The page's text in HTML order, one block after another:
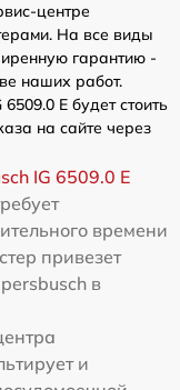
центре
На все виды
гарантию -
наших работ.
E будет стоить
на сайте через
IG 6509.0 E
времени
привезет
в
и